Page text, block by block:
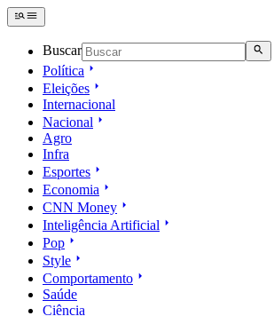
Buscar
Política
Eleições
Internacional
Nacional
Agro
Infra
Esportes
Economia
CNN Money
Inteligência Artificial
Pop
Style
Comportamento
Saúde
Ciência